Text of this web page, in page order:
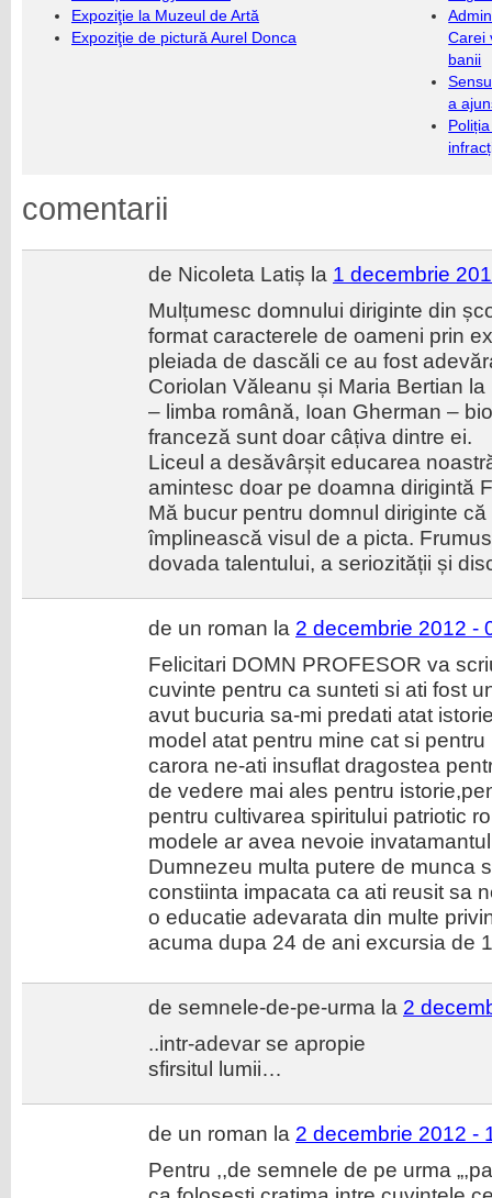
Expoziţie la Muzeul de Artă
Expoziţie de pictură Aurel Donca
Carei
banii
a
comentarii
de Nicoleta Latiș la 1 decembrie
Mulțumesc domnului diriginte din
format caracterele de oameni prin
pleiada de dascăli ce au fost
Coriolan Văleanu și Maria Bertian
– limba română, Ioan Gherman –
franceză sunt doar câțiva dintre ei.
Liceul a desăvârșit educarea
amintesc doar pe doamna dirigintă
Mă bucur pentru domnul diriginte
împlinească visul de a picta.
dovada talentului, a seriozității și
de un roman la 2 decembrie 2012 -
Felicitari DOMN PROFESOR va
cuvinte pentru ca sunteti si ati fost
avut bucuria sa-mi predati atat
model atat pentru mine cat si
carora ne-ati insuflat dragostea
de vedere mai ales pentru
pentru cultivarea spiritului patriotic
modele ar avea nevoie
Dumnezeu multa putere de munca
constiinta impacata ca ati reusit sa
o educatie adevarata din multe
acuma dupa 24 de ani excursia de
de semnele-de-pe-urma la 2
..intr-adevar se apropie
sfirsitul lumii…
de un roman la 2 decembrie 2012 -
Pentru ,,de semnele de pe urma